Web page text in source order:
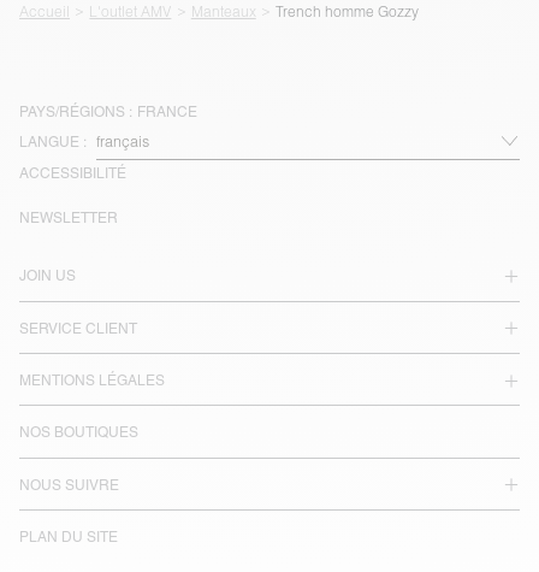
Accueil L'outlet AMV Manteaux Trench homme Gozzy
PAYS/RÉGIONS : FRANCE
LANGUE :
ACCESSIBILITÉ
JOIN US
SERVICE CLIENT
MENTIONS LÉGALES
NOS BOUTIQUES
NOUS SUIVRE
PLAN DU SITE
NEWSLETTER